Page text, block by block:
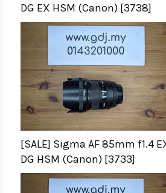
DG EX HSM (Canon) [3738]
[SALE] Sigma AF 85mm f1.4
DG HSM (Canon) [3733]